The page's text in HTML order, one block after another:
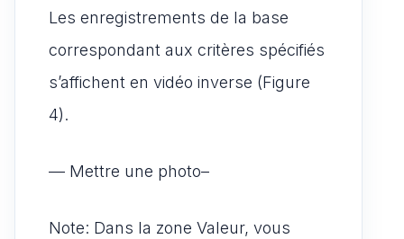
Les enregistrements de la base
correspondant aux critères spécifiés
s’affichent en vidéo inverse (Figure
4).
— Mettre une photo–
Note: Dans la zone Valeur, vous